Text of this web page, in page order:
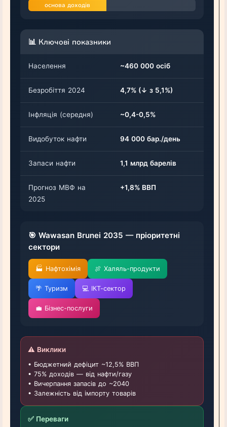
основа доходів
📊 Ключові показники
Населення ~460 000 осіб
Безробіття 2024 4,7% (↓ з 5,1%)
Інфляція (середня) ~0,4-0,5%
Видобуток нафти 94 000 бар./день
Запаси нафти 1,1 млрд барелів
Прогноз МВФ на
2025
+1,8% ВВП
🎯 Wawasan Brunei 2035 — пріоритетні
сектори
🏭 Нафтохімія 🍖 Халяль-продукти
🌴 Туризм 💻 ІКТ-сектор
💼 Бізнес-послуги
⚠️ Виклики
• Бюджетний дефіцит ~12,5% ВВП
• 75% доходів — від нафти/газу
• Вичерпання запасів до ~2040
• Залежність від імпорту товарів
✅ Переваги